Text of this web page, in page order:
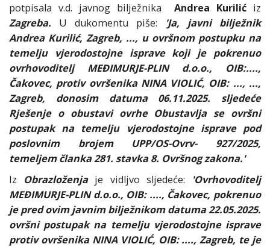
potpisala v.d. javnog bilježnikaAndrea Kurilić iz
Zagreba. U dukomentu piše:
'Ja, javni bilježnik
Andrea Kurilić, Zagreb, ..., u ovršnom postupku na
temelju vjerodostojne isprave koji je pokrenuo
ovrhovoditelj MEĐIMURJE-PLIN d.o.o., OIB:....,
Čakovec, protiv ovršenika NINA VIOLIĆ, OIB: ..., ...,
Zagreb, donosim datuma 06.11.2025. sljedeće
Rješenje o obustavi ovrhe Obustavlja se ovršni
postupak na temelju vjerodostojne isprave pod
poslovnim brojem UPP/OS-Ovrv- 927/2025,
temeljem članka 281. stavka 8. Ovršnog zakona.'
Iz Obrazloženjaje vidljvo sljedeće:
'Ovrhovoditelj
MEĐIMURJE-PLIN d.o.o., OIB: ...., Čakovec, pokrenuo
je pred ovim javnim bilježnikom datuma 22.05.2025.
ovršni postupak na temelju vjerodostojne isprave
protiv ovršenika NINA VIOLIĆ, OIB: ...., Zagreb, te je